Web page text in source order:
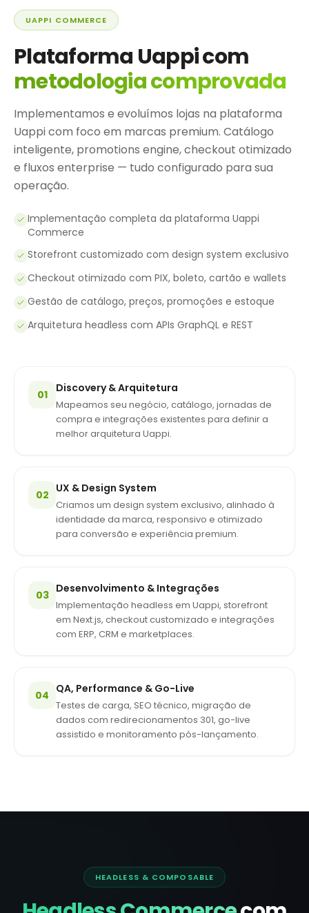
UAPPI COMMERCE
Plataforma Uappi com
metodologia comprovada
Implementamos e evoluímos lojas na plataforma
Uappi com foco em marcas premium. Catálogo
inteligente, promotions engine, checkout otimizado
e fluxos enterprise — tudo configurado para sua
operação.
Implementação completa da plataforma Uappi
Commerce
Storefront customizado com design system exclusivo
Checkout otimizado com PIX, boleto, cartão e wallets
Gestão de catálogo, preços, promoções e estoque
Arquitetura headless com APIs GraphQL e REST
01 Discovery & Arquitetura
Mapeamos seu negócio, catálogo, jornadas de
compra e integrações existentes para definir a
melhor arquitetura Uappi.
02 UX & Design System
Criamos um design system exclusivo, alinhado à
identidade da marca, responsivo e otimizado
para conversão e experiência premium.
03 Desenvolvimento & Integrações
Implementação headless em Uappi, storefront
em Next.js, checkout customizado e integrações
com ERP, CRM e marketplaces.
04 QA, Performance & Go-Live
Testes de carga, SEO técnico, migração de
dados com redirecionamentos 301, go-live
assistido e monitoramento pós-lançamento.
HEADLESS & COMPOSABLE